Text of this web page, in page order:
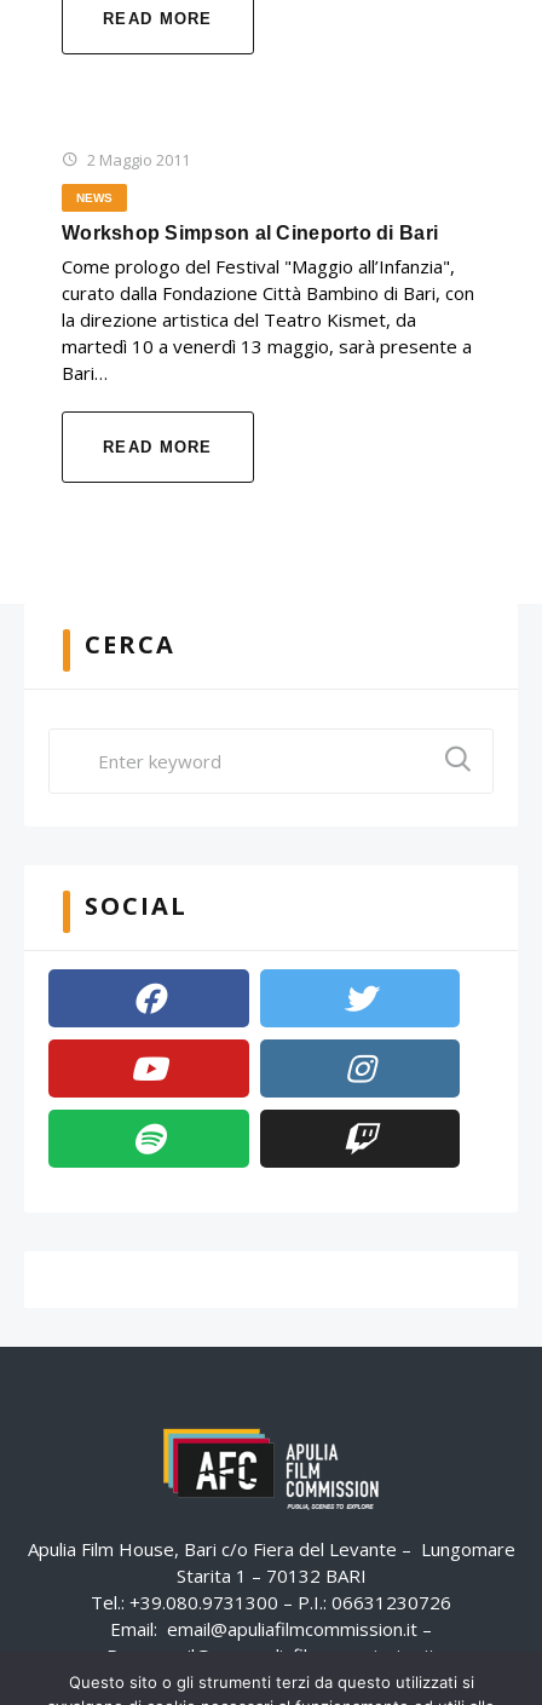
READ MORE
2 Maggio 2011
NEWS
Workshop Simpson al Cineporto di Bari
Come prologo del Festival "Maggio all’Infanzia",
curato dalla Fondazione Città Bambino di Bari, con
la direzione artistica del Teatro Kismet, da
martedì 10 a venerdì 13 maggio, sarà presente a
Bari…
READ MORE
CERCA
SOCIAL
Apulia Film House, Bari c/o Fiera del Levante – Lungomare
Starita 1 – 70132 BARI
Tel.: +39.080.9731300 – P.I.: 06631230726
Email: email@apuliafilmcommission.it –
Pec:
email@pec.apuliafilmcommission.it
Questo sito o gli strumenti terzi da questo utilizzati si